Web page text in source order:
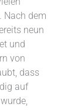
Nach dem
neun
und
von
dass
auf